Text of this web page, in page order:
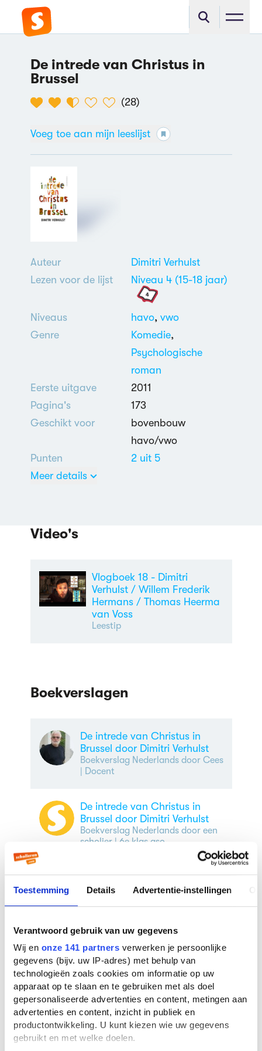
Toestemming Details Advertentie-instellingen
Verantwoord gebruik van uw gegevens
Wij en onze 141 partners verwerken je persoonlijke
gegevens (bijv. uw IP-adres) met behulp van
technologieën zoals cookies om informatie op uw
apparaat op te slaan en te gebruiken met als doel
gepersonaliseerde advertenties en content, metingen aan
advertenties en content, inzicht in publiek en
productontwikkeling. U kunt kiezen wie uw gegevens
gebruikt en met welke doelen.
De intrede van Christus in
Brussel
(28)
Voeg toe aan mijn leeslijst
Auteur
Dimitri Verhulst
Lezen voor de lijst
Niveau 4 (15-18 jaar)
Niveaus havo, vwo
Genre
Komedie,
Psychologische
roman
Eerste uitgave
2011
Pagina's
173
Geschikt voor
bovenbouw
havo/vwo
Punten
2 uit 5
Meer details
Video's
Vlogboek 18 - Dimitri
Verhulst / Willem Frederik
Hermans / Thomas Heerma
van Voss
Leestip
Boekverslagen
De intrede van Christus in
Brussel door Dimitri Verhulst
Boekverslag Nederlands door Cees
| Docent
De intrede van Christus in
Brussel door Dimitri Verhulst
Boekverslag Nederlands door een
scholier| 6e klas aso
De intrede van Christus in
Brussel door Dimitri Verhulst
Veelgestelde vragen over
De intrede van Christus in
Brussel
Wie schreef De intrede van Christus in